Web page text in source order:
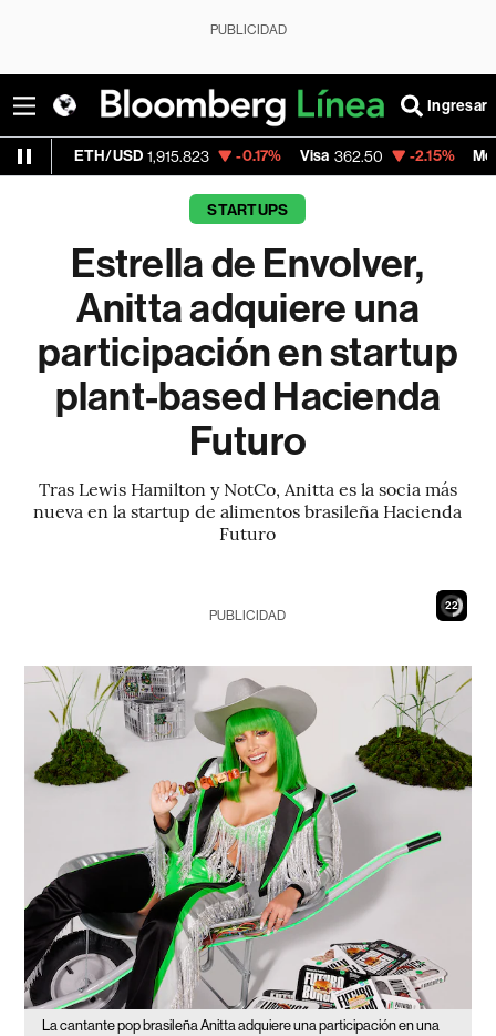
PUBLICIDAD
Ingresar
1,915.823 -0.17% Visa 362.50 -2.15% MercadoLibre
STARTUPS
Estrella de Envolver,
Anitta adquiere una
participación en startup
plant-based Hacienda
Futuro
Tras Lewis Hamilton y NotCo, Anitta es la socia más
nueva en la startup de alimentos brasileña Hacienda
Futuro
20
PUBLICIDAD
La cantante pop brasileña Anitta adquiere una participación en una